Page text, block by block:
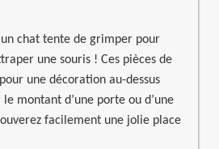
chat tente de grimper pour
une souris ! Ces pièces de
une décoration au-dessus
montant d’une porte ou d’une
facilement une jolie place